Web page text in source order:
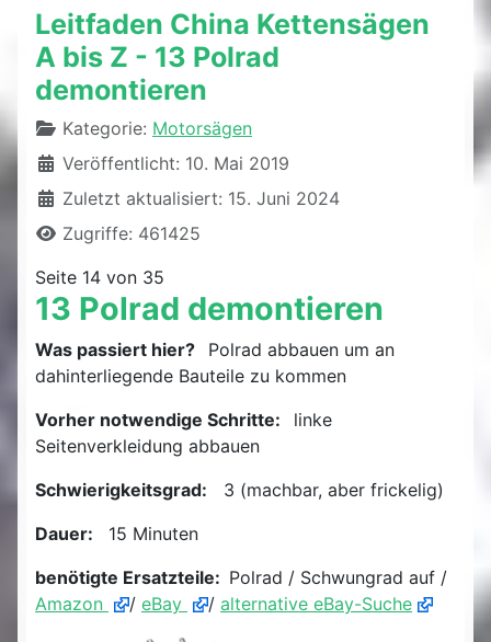
Leitfaden China Kettensägen
A bis Z - 13 Polrad
demontieren
DetailsKategorie: Motorsägen
Veröffentlicht: 10. Mai 2019
Zuletzt aktualisiert: 15. Juni 2024
Zugriffe: 461425
Seite 14 von 35
13 Polrad demontieren
Was passiert hier? Polrad abbauen um an
dahinterliegende Bauteile zu kommen
Vorher notwendige Schritte: linke
Seitenverkleidung abbauen
Schwierigkeitsgrad: 3 (machbar, aber frickelig)
Dauer:
15 Minuten
benötigte Ersatzteile: Polrad / Schwungrad auf /
Amazon
/ eBay / alternative eBay-Suche